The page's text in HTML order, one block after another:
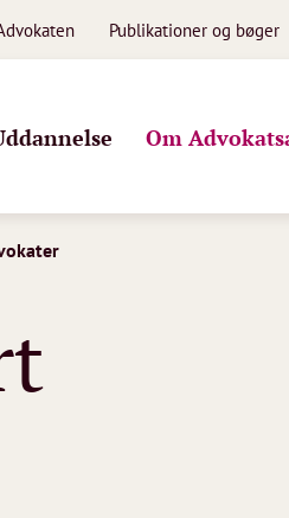
Publikationer og bøger
Om